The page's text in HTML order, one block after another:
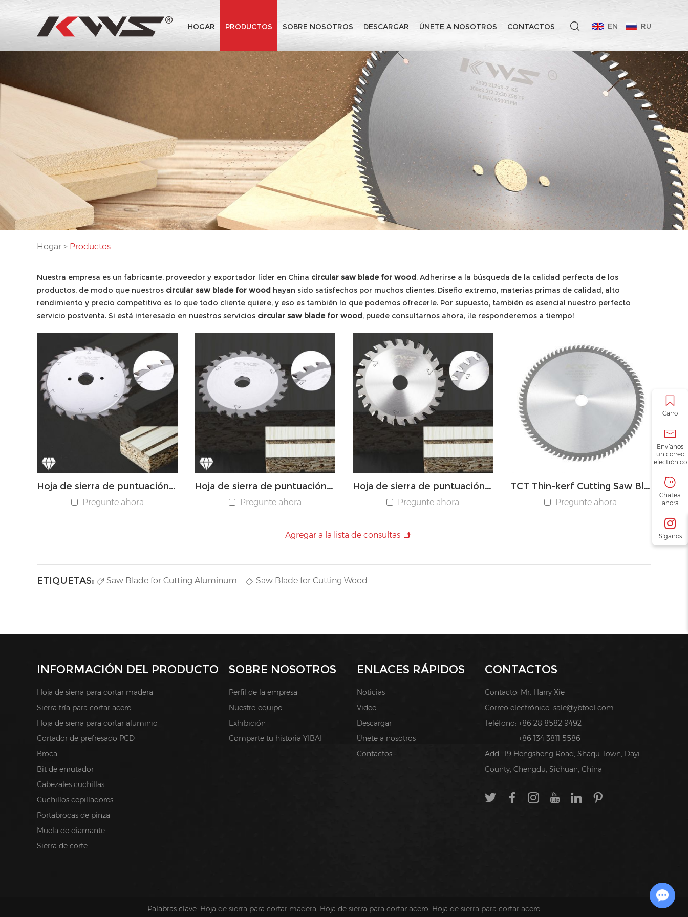
EN RU
HOGAR PRODUCTOS SOBRE NOSOTROS DESCARGAR ÚNETE A NOSOTROS CONTACTOS
Hogar > Productos
Nuestra empresa es un fabricante, proveedor y exportador líder en China circular saw blade for wood. Adherirse a la búsqueda de la calidad perfecta de los
productos, de modo que nuestros circular saw blade for wood hayan sido satisfechos por muchos clientes. Diseño extremo, materias primas de calidad, alto
rendimiento y precio competitivo es lo que todo cliente quiere, y eso es también lo que podemos ofrecerle. Por supuesto, también es esencial nuestro perfecto
servicio postventa. Si está interesado en nuestros servicios circular saw blade for wood, puede consultarnos ahora, ¡le responderemos a tiempo!
Hoja de sierra de puntuación ajustable PCD
Pregunte ahora
Hoja de sierra de puntuación cónica PCD
Pregunte ahora
Hoja de sierra de puntuación cónica TCT
Pregunte ahora
TCT Thin-kerf Cutting Saw Blade
Pregunte ahora
ETIQUETAS: Saw Blade for Cutting Aluminum Saw Blade for Cutting Wood
INFORMACIÓN DEL PRODUCTO
Hoja de sierra para cortar madera
Sierra fría para cortar acero
Hoja de sierra para cortar aluminio
Cortador de prefresado PCD
Broca
Bit de enrutador
Cabezales cuchillas
Cuchillos cepilladores
Portabrocas de pinza
Muela de diamante
Sierra de corte
SOBRE NOSOTROS
Perfil de la empresa
Nuestro equipo
Exhibición
Comparte tu historia YIBAI
ENLACES RÁPIDOS
Noticias
Video
Descargar
Únete a nosotros
Contactos
CONTACTOS
Contacto: Mr. Harry Xie
Correo electrónico: sale@ybtool.com
Teléfono: +86 28 8582 9492
+86 134 3811 5586
Add.: 19 Hengsheng Road, Shaqu Town, Dayi
County, Chengdu, Sichuan, China
Palabras clave: Hoja de sierra para cortar madera, Hoja de sierra para cortar acero, Hoja de sierra para cortar acero
Carro
Envíanos
un correo
electrónico
Chatea
ahora
Síganos
Chat with Us